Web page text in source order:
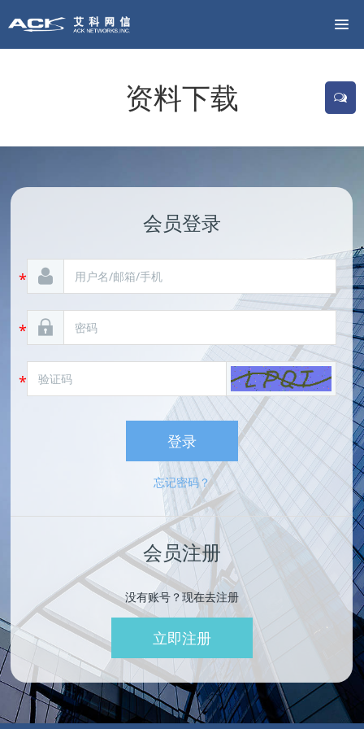
资料下载
会员登录
登录
忘记密码？
会员注册
没有账号？现在去注册
立即注册